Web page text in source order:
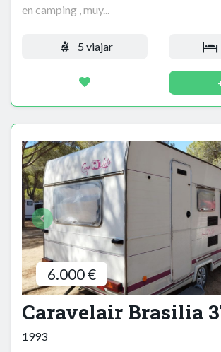
en camping , muy...
5 viajar
6.000 €
Caravelair Brasilia
1993